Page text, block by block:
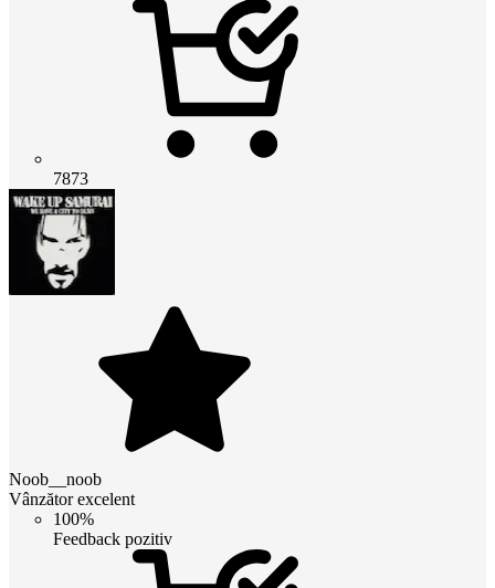
7873
Noob__noob
Vânzător excelent
100%
Feedback pozitiv